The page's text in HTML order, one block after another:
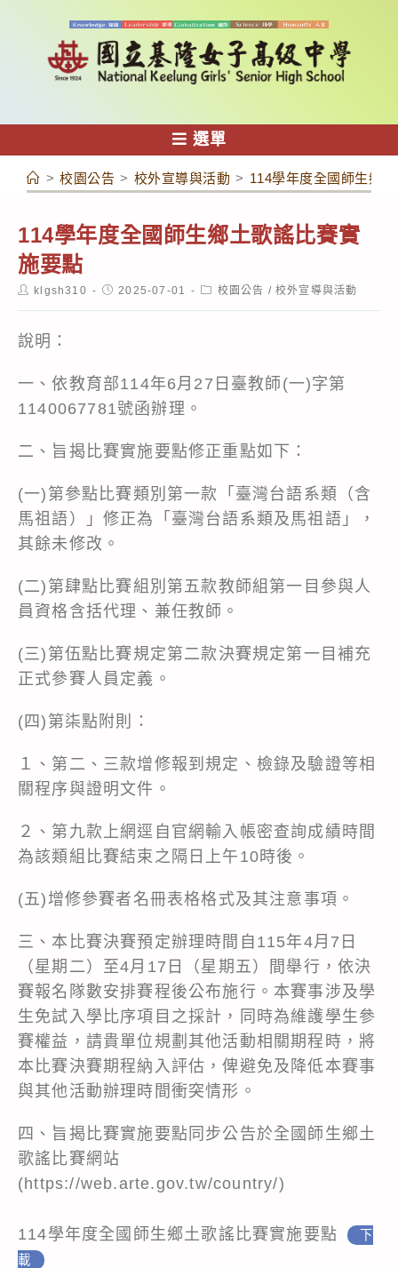
容
選單
> 校園公告 > 校外宣導與活動 > 114學年度全國師生鄉
114學年度全國師生鄉土歌謠比賽實
施要點
Postklgsh310
Post2025-07-01
Post校園公告 / 校外宣導與活動
說明：
一、依教育部114年6月27日臺教師(一)字第
1140067781號函辦理。
二、旨揭比賽實施要點修正重點如下：
(一)第參點比賽類別第一款「臺灣台語系類（含
馬祖語）」修正為「臺灣台語系類及馬祖語」，
其餘未修改。
(二)第肆點比賽組別第五款教師組第一目參與人
員資格含括代理、兼任教師。
(三)第伍點比賽規定第二款決賽規定第一目補充
正式參賽人員定義。
(四)第柒點附則：
１、第二、三款增修報到規定、檢錄及驗證等相
關程序與證明文件。
２、第九款上網逕自官網輸入帳密查詢成績時間
為該類組比賽結束之隔日上午10時後。
(五)增修參賽者名冊表格格式及其注意事項。
三、本比賽決賽預定辦理時間自115年4月7日
（星期二）至4月17日（星期五）間舉行，依決
賽報名隊數安排賽程後公布施行。本賽事涉及學
生免試入學比序項目之採計，同時為維護學生參
賽權益，請貴單位規劃其他活動相關期程時，將
本比賽決賽期程納入評估，俾避免及降低本賽事
與其他活動辦理時間衝突情形。
四、旨揭比賽實施要點同步公告於全國師生鄉土
歌謠比賽網站
(https://web.arte.gov.tw/country/)
114學年度全國師生鄉土歌謠比賽實施要點
下
載